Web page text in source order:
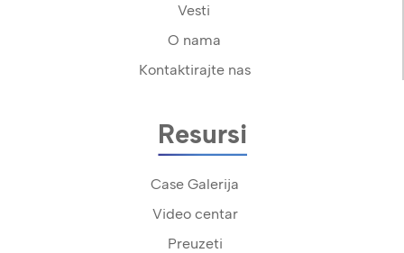
Vesti
O nama
Kontaktirajte nas
Resursi
Case Galerija
Video centar
Preuzeti